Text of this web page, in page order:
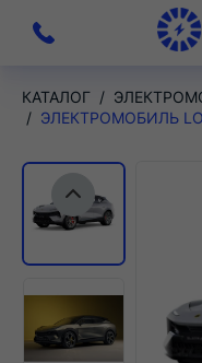
КАТАЛОГ
ЭЛЕКТРОМОБИЛЬ